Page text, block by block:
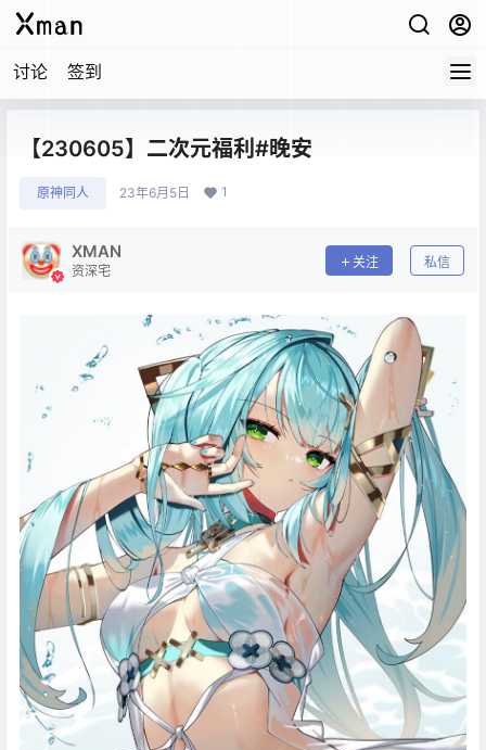
讨论 签到
【230605】二次元福利#晚安
原神同人 23年6月5日 1
XMAN
资深宅
关注 私信